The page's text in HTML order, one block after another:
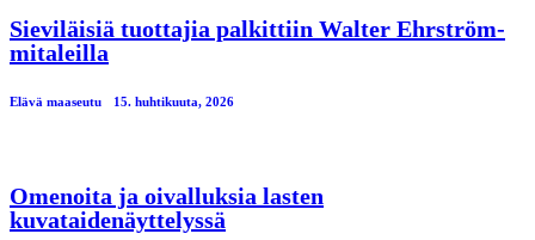
Sieviläisiä tuottajia palkittiin Walter Ehrström-
mitaleilla
Elävä maaseutu 15. huhtikuuta, 2026
Omenoita ja oivalluksia lasten
kuvataidenäyttelyssä